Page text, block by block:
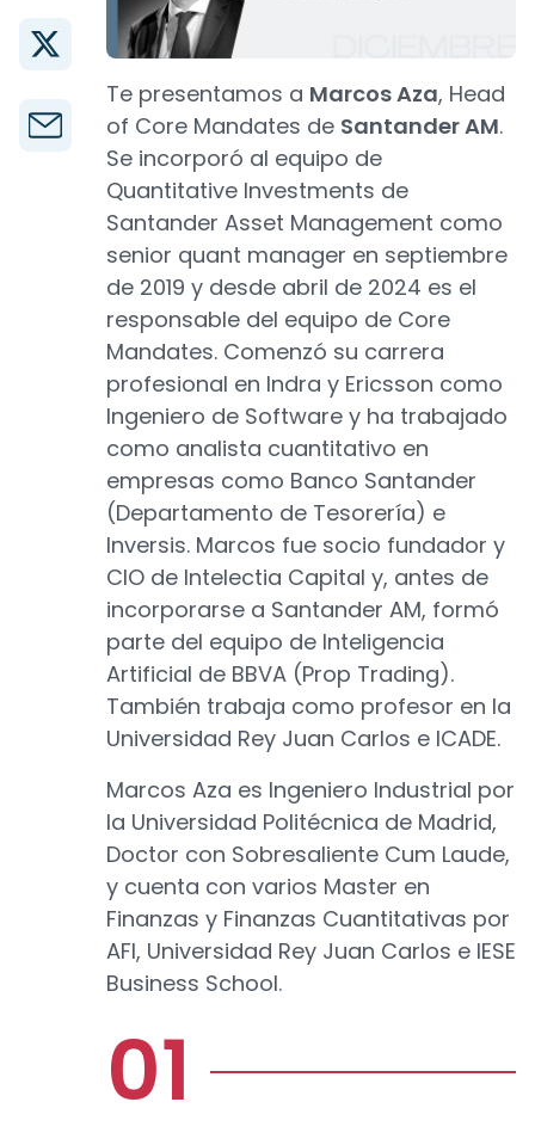
Te presentamos a Marcos Aza, Head
of Core Mandates de Santander AM.
Se incorporó al equipo de
Quantitative Investments de
Santander Asset Management como
senior quant manager en septiembre
de 2019 y desde abril de 2024 es el
responsable del equipo de Core
Mandates. Comenzó su carrera
profesional en Indra y Ericsson como
Ingeniero de Software y ha trabajado
como analista cuantitativo en
empresas como Banco Santander
(Departamento de Tesorería) e
Inversis. Marcos fue socio fundador y
CIO de Intelectia Capital y, antes de
incorporarse a Santander AM, formó
parte del equipo de Inteligencia
Artificial de BBVA (Prop Trading).
También trabaja como profesor en la
Universidad Rey Juan Carlos e ICADE.
Marcos Aza es Ingeniero Industrial por
la Universidad Politécnica de Madrid,
Doctor con Sobresaliente Cum Laude,
y cuenta con varios Master en
Finanzas y Finanzas Cuantitativas por
AFI, Universidad Rey Juan Carlos e IESE
Business School.